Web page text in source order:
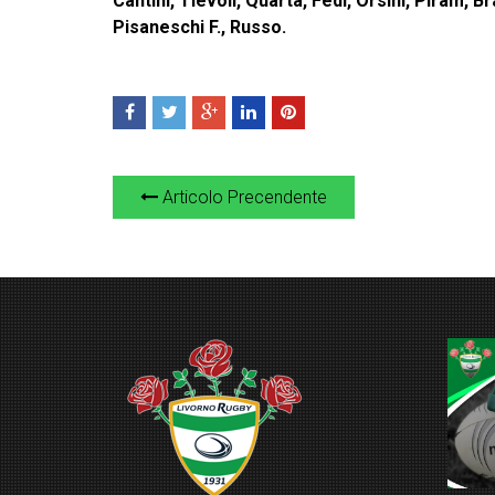
Pisaneschi F., Russo.
Articolo Precendente